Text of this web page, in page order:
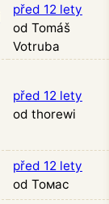
před 12 lety
od Tomáš
Votruba
před 12 lety
od thorewi
před 12 lety
od Томас